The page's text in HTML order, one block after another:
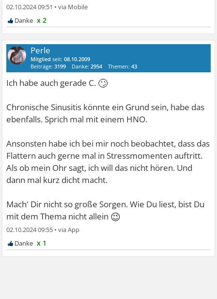
02.10.2024 09:51 •
x 2
Perle
Mitglied seit:08.10.2009
Beiträge:3199 Danke:2954 Themen:43
Ich habe auch gerade C. 🙄
Chronische Sinusitis könnte ein Grund sein, habe das
ebenfalls. Sprich mal mit einem HNO.
Ansonsten habe ich bei mir noch beobachtet, dass das
Flattern auch gerne mal in Stressmomenten auftritt.
Als ob mein Ohr sagt, ich will das nicht hören. Und
dann mal kurz dicht macht.
Mach' Dir nicht so große Sorgen. Wie Du liest, bist Du
mit dem Thema nicht allein 😉
02.10.2024 09:55 •
x 1